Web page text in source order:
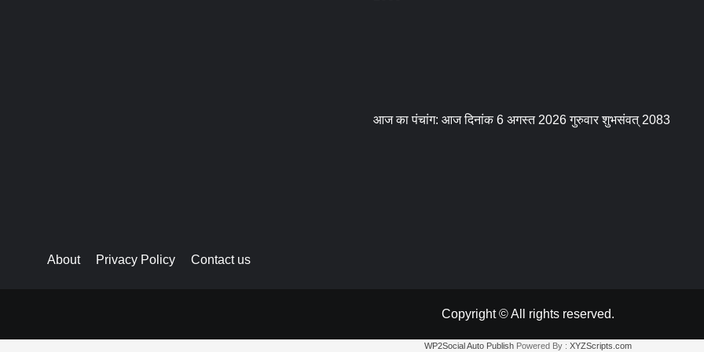
आज का पंचांग: आज दिनांक 6 अगस्त 2026 गुरुवार शुभसंवत् 2083
About Privacy Policy Contact us
Copyright © All rights reserved.
WP2Social Auto Publish Powered By : XYZScripts.com